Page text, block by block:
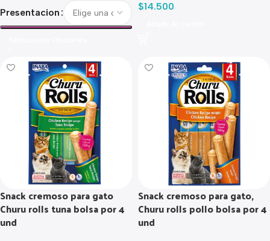
Presentacion
$14.500
Snack cremoso para gato
Churu rolls tuna bolsa por 4
und
Snack cremoso para gato,
Churu rolls pollo bolsa por 4
und